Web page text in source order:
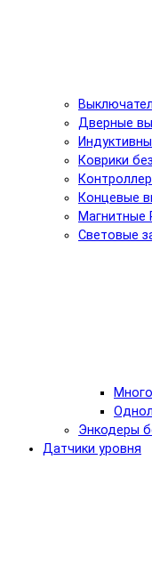
Дверные
Коврики
Концевые
Магнитные
Световые
Энкодеры
Датчики уровня